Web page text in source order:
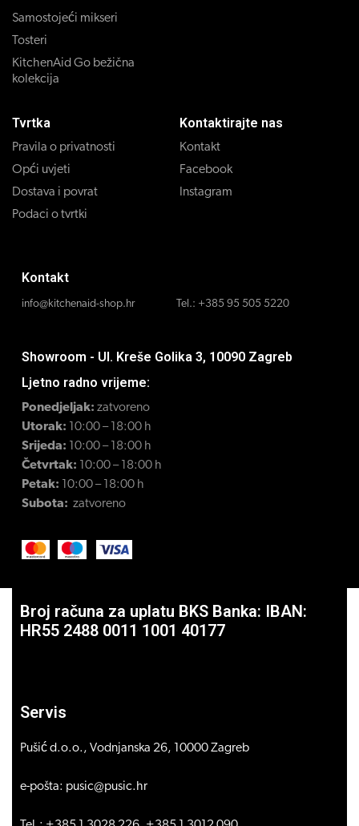
Samostojeći mikseri
Tosteri
KitchenAid Go bežična
kolekcija
Tvrtka
Pravila o privatnosti
Opći uvjeti
Dostava i povrat
Podaci o tvrtki
Kontaktirajte nas
Kontakt
Facebook
Instagram
Kontakt
info@kitchenaid-shop.hr Tel.: +385 95 505 5220
Showroom - Ul. Kreše Golika 3, 10090 Zagreb
Ljetno radno vrijeme:
Ponedjeljak: zatvoreno
Utorak: 10:00 – 18:00 h
Srijeda: 10:00 – 18:00 h
Četvrtak: 10:00 – 18:00 h
Petak: 10:00 – 18:00 h
Subota: zatvoreno
Broj računa za uplatu BKS Banka: IBAN:
HR55 2488 0011 1001 40177
Servis
Pušić d.o.o., Vodnjanska 26, 10000 Zagreb
e-pošta: pusic@pusic.hr